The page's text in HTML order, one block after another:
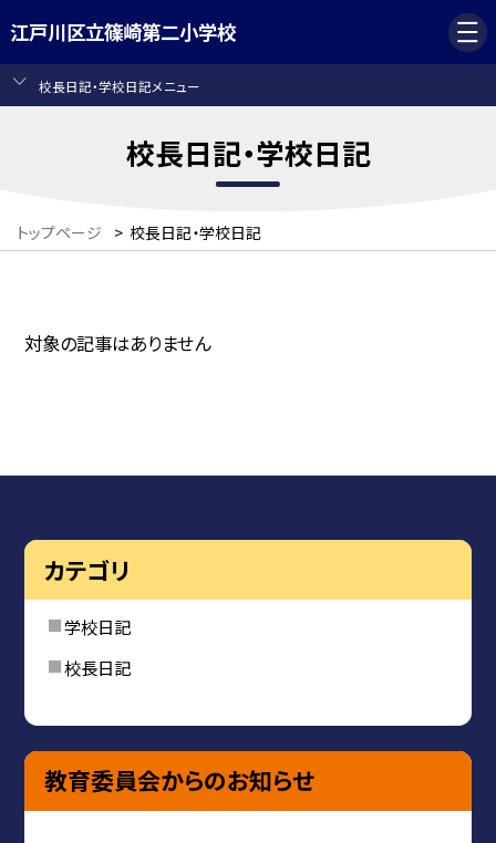
江戸川区立篠崎第二小学校
校長日記・学校日記メニュー
校長日記・学校日記
トップページ > 校長日記・学校日記
対象の記事はありません
カテゴリ
学校日記
校長日記
教育委員会からのお知らせ